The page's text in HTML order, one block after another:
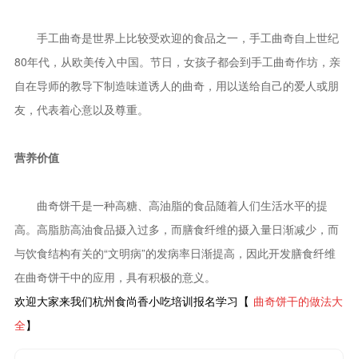
手工曲奇是世界上比较受欢迎的食品之一，手工曲奇自上世纪
80年代，从欧美传入中国。节日，女孩子都会到手工曲奇作坊，亲
自在导师的教导下制造味道诱人的曲奇，用以送给自己的爱人或朋
友，代表着心意以及尊重。
营养价值
曲奇饼干是一种高糖、高油脂的食品随着人们生活水平的提
高。高脂肪高油食品摄入过多，而膳食纤维的摄入量日渐减少，而
与饮食结构有关的“文明病”的发病率日渐提高，因此开发膳食纤维
在曲奇饼干中的应用，具有积极的意义。
欢迎大家来我们杭州食尚香小吃培训报名学习【 曲奇饼干的做法大
全】